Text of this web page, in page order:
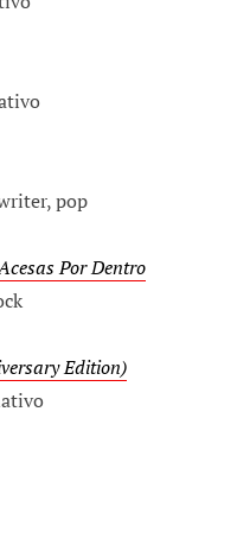
pop
Por Dentro
Edition)